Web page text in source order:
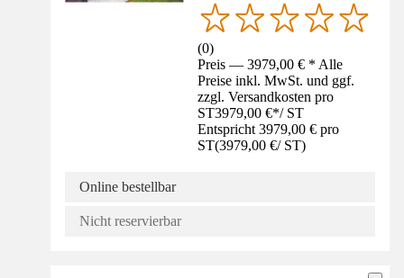
(0)
Preis — 3979,00 € * Alle
Preise inkl. MwSt. und ggf.
zzgl. Versandkosten pro
ST3979,00 €*/ ST
Entspricht 3979,00 € pro
ST(3979,00 €/ ST)
Online bestellbar
Nicht reservierbar